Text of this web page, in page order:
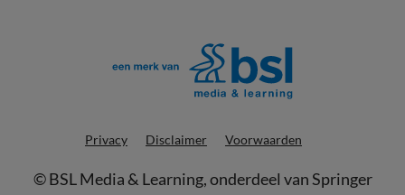
Privacy Disclaimer Voorwaarden
©BSL Media & Learning, onderdeel vanSpringer